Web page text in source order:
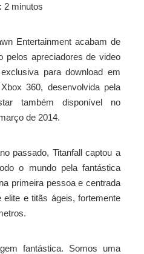
2 minutos
Entertainment acabam de
pelos apreciadores de video
para download em
360, desenvolvida pela
também disponível no
de 2014.
passado, Titanfall captou a
o mundo pela fantástica
primeira pessoa e centrada
e titãs ágeis, fortemente
fantástica. Somos uma